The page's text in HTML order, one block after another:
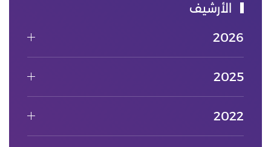
الأرشيف
2026
2025
2022